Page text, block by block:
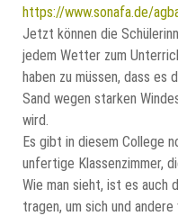
https://www.sonafa.de/
Jetzt können die
jedem Wetter zum
haben zu müssen, dass es
Sand wegen starken
wird.
Es gibt in diesem College
unfertige Klassenzimmer,
Wie man sieht, ist es auch
tragen, um sich und